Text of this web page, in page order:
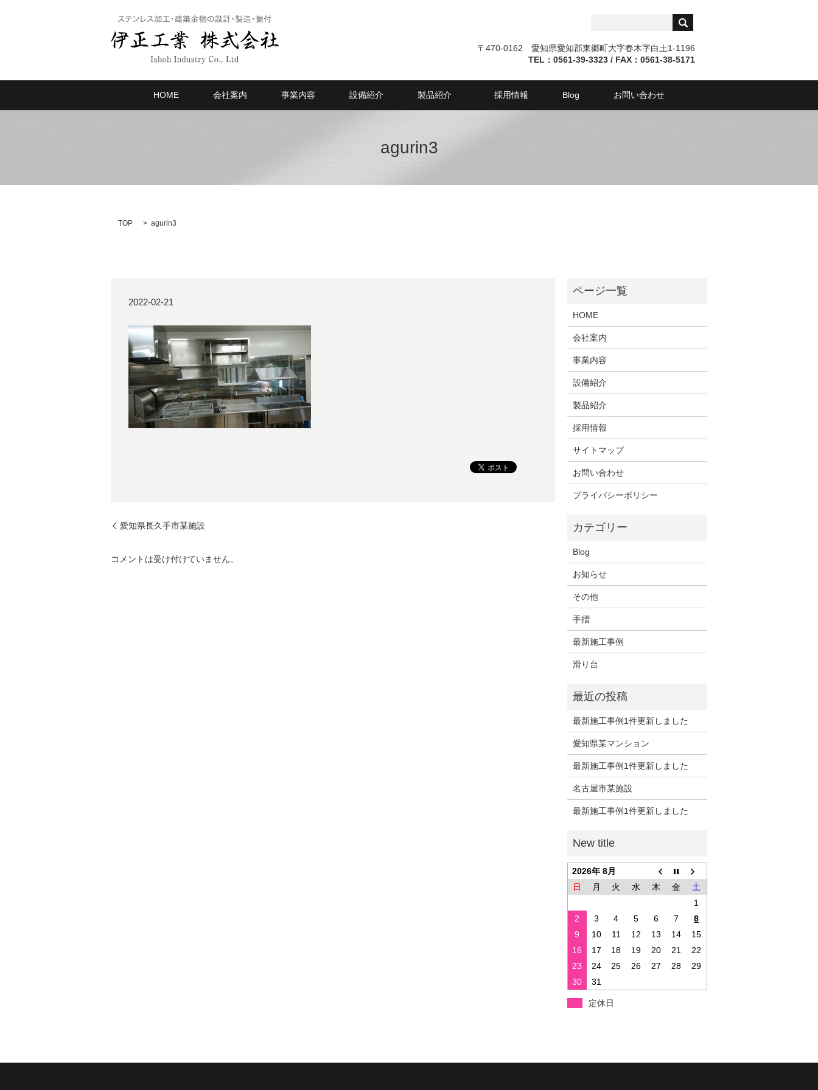
〒470-0162 愛知県愛知郡東郷町大字春木字白土1-1196
TEL：0561-39-3323 / FAX：0561-38-5171
HOME 会社案内 事業内容 設備紹介 製品紹介 採用情報 Blog お問い合わせ
agurin3
TOP agurin3
2022-02-21
愛知県長久手市某施設
コメントは受け付けていません。
HOME
会社案内
事業内容
設備紹介
製品紹介
採用情報
サイトマップ
お問い合わせ
プライバシーポリシー
Blog
お知らせ
その他
手摺
最新施工事例
滑り台
最新施工事例1件更新しました
愛知県某マンション
最新施工事例1件更新しました
名古屋市某施設
最新施工事例1件更新しました
2026年 8月
日
月 火 水 木 金
土
1
2
3 4 5 6 7
8
9
10 11 12 13 14
15
16
17 18 19 20 21
22
23
24 25 26 27 28
29
30
31
定休日